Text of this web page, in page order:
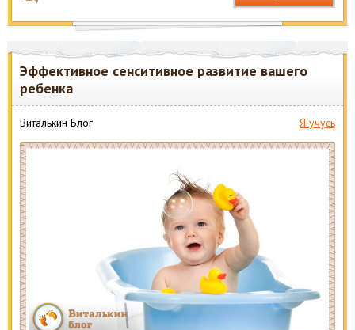
Эффективное сенситивное развитие вашего
ребенка
Виталькин Блог Я учусь